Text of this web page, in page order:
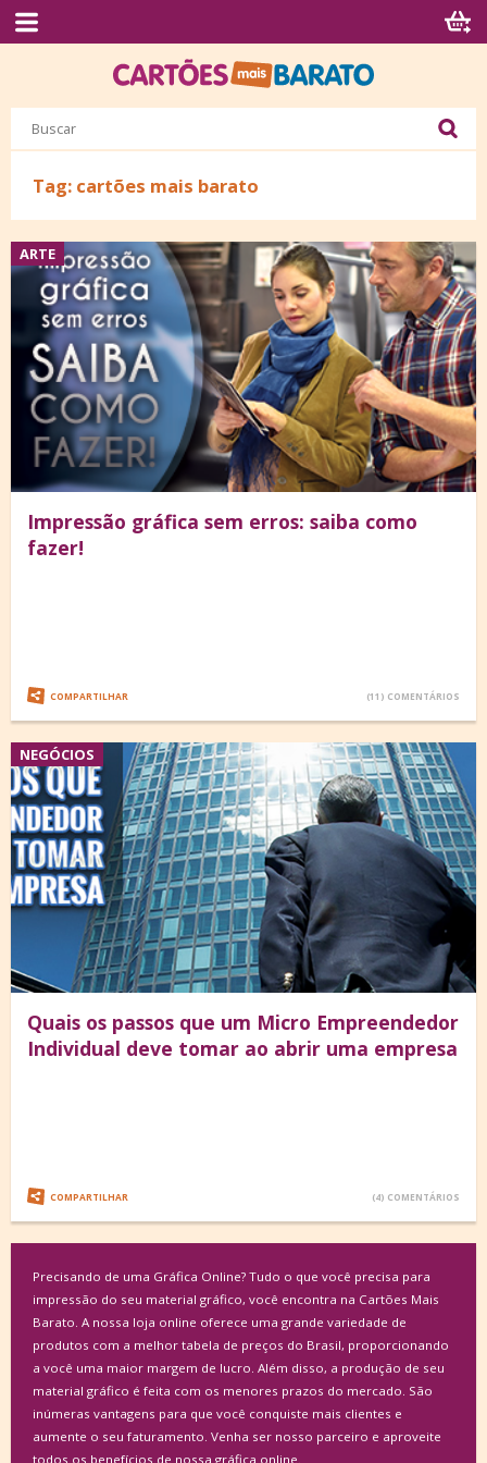
Tag: cartões mais barato
ARTE
Impressão gráfica sem erros: saiba como
fazer!
COMPARTILHAR (11) COMENTÁRIOS
NEGÓCIOS
Quais os passos que um Micro Empreendedor
Individual deve tomar ao abrir uma empresa
COMPARTILHAR (4) COMENTÁRIOS
Precisando de uma Gráfica Online? Tudo o que você precisa para
impressão do seu material gráfico, você encontra na Cartões Mais
Barato. A nossa loja online oferece uma grande variedade de
produtos com a melhor tabela de preços do Brasil, proporcionando
a você uma maior margem de lucro. Além disso, a produção de seu
material gráfico é feita com os menores prazos do mercado. São
inúmeras vantagens para que você conquiste mais clientes e
aumente o seu faturamento. Venha ser nosso parceiro e aproveite
todos os benefícios de nossa gráfica online.